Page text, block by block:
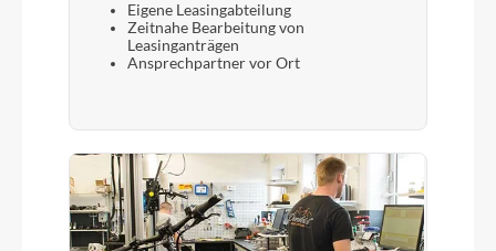
Eigene Leasingabteilung
Zeitnahe Bearbeitung von
Leasinganträgen
Ansprechpartner vor Ort